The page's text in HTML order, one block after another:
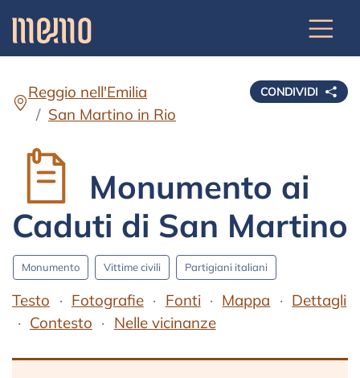
CONDIVIDI
Reggio nell'Emilia
San Martino in Rio
Monumento ai
Caduti di San Martino
Monumento Vittime civili Partigiani italiani
Testo Fotografie Fonti Mappa
Dettagli
Contesto
Nelle vicinanze